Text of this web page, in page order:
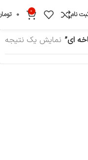
نام 0
0
ای” نمایش یک نتیجه